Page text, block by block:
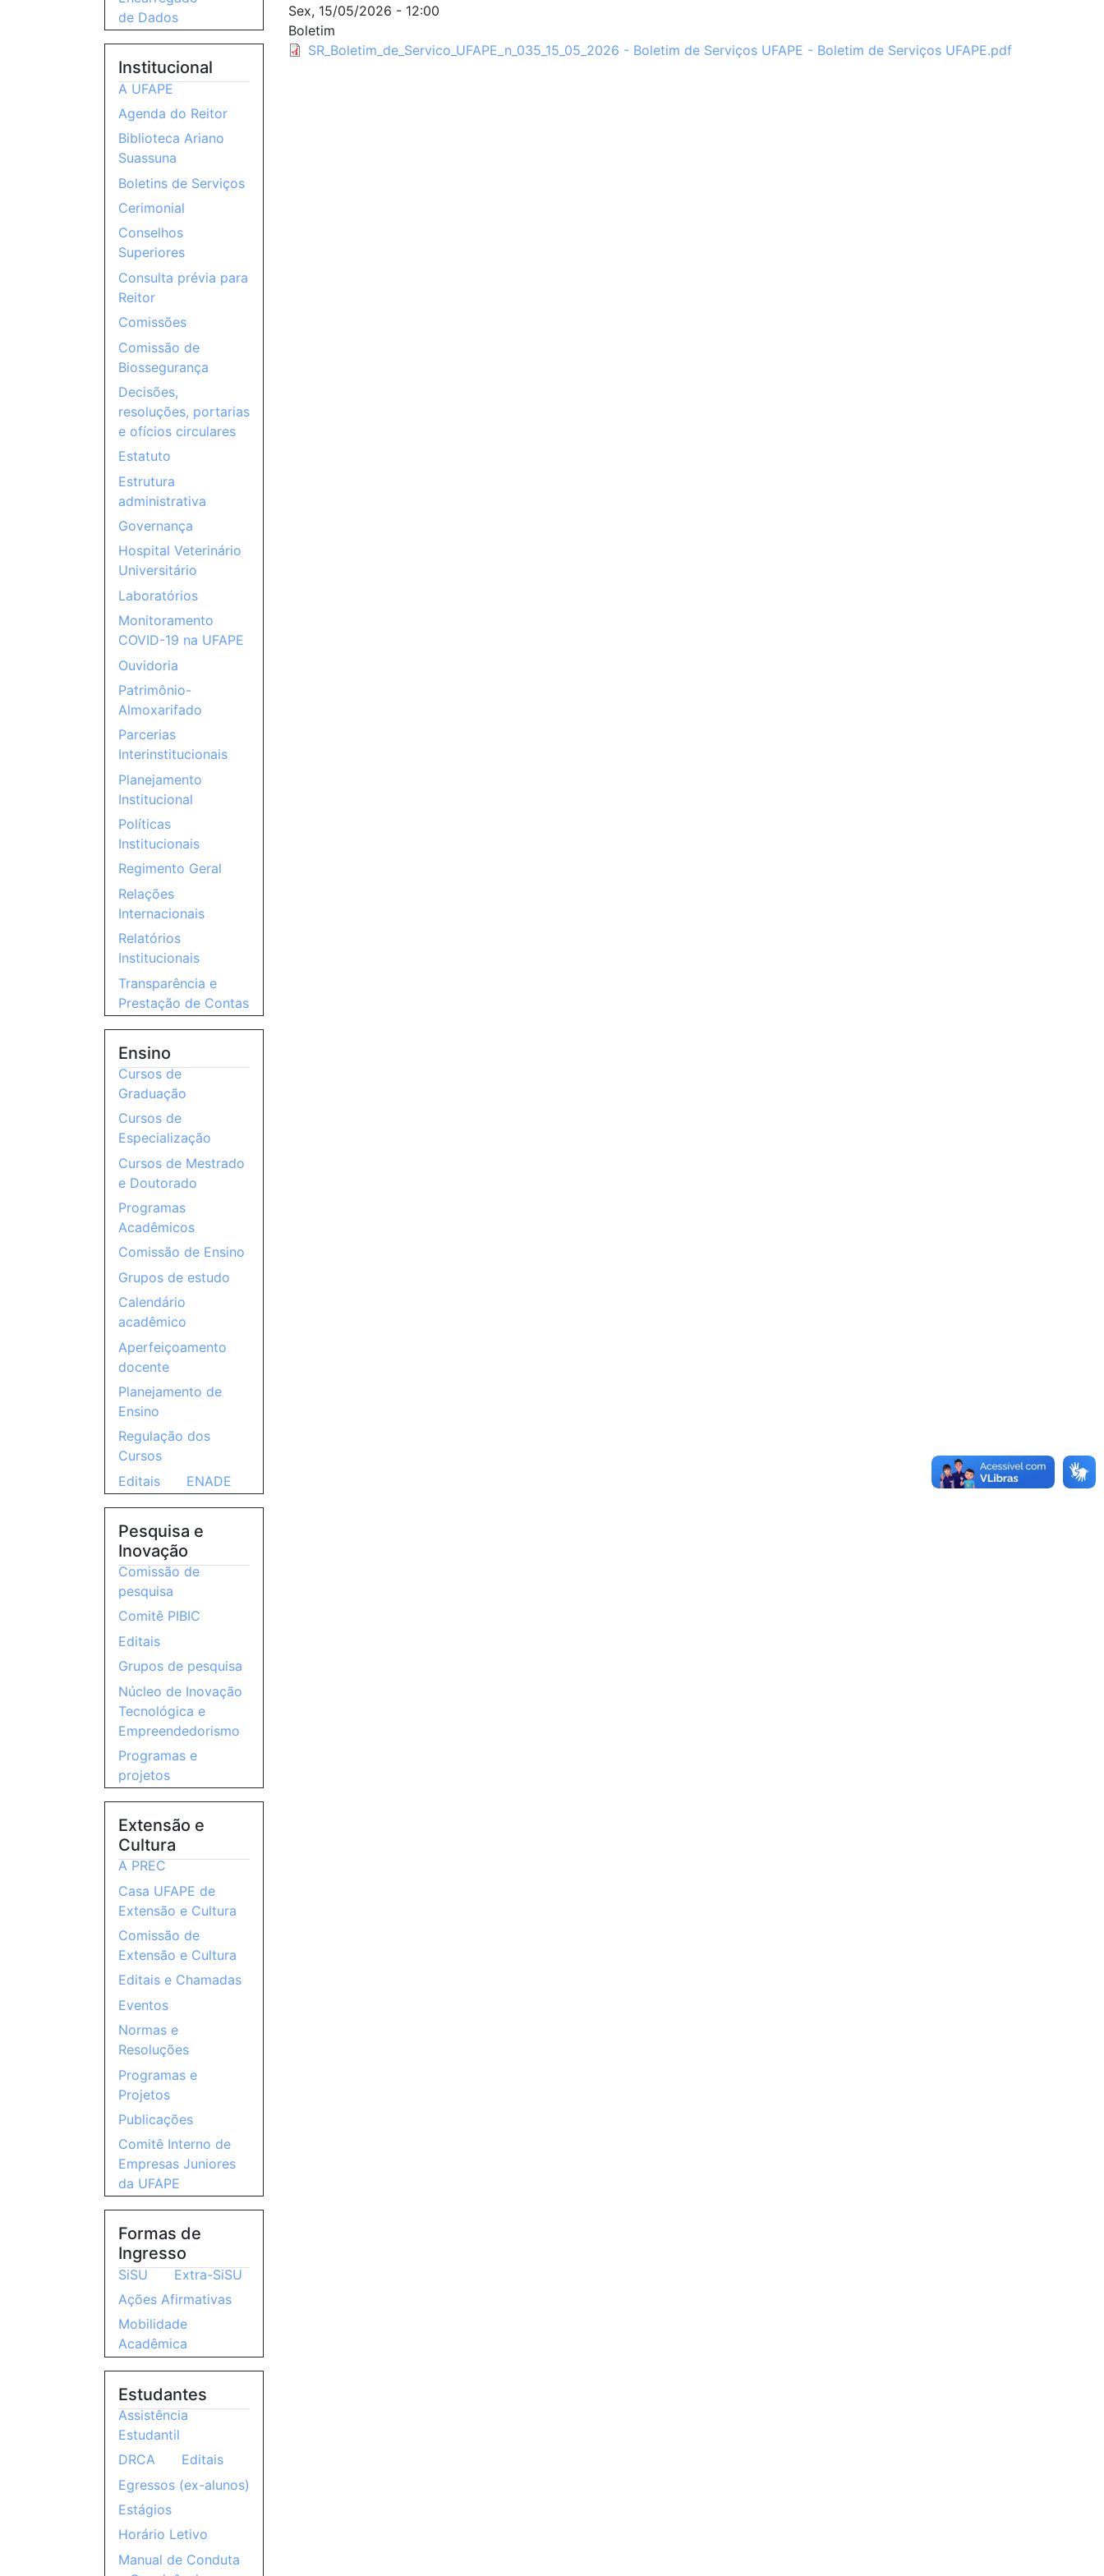
Sex, 15/05/2026 - 12:00
Boletim
SR_Boletim_de_Servico_UFAPE_n_035_15_05_2026 - Boletim de Serviços UFAPE - Boletim de Serviços UFAPE.pdf
de Dados
Institucional
A UFAPE
Agenda do Reitor
Biblioteca Ariano
Suassuna
Boletins de Serviços
Cerimonial
Conselhos
Superiores
Consulta prévia para
Reitor
Comissões
Comissão de
Biossegurança
Decisões,
resoluções, portarias
e ofícios circulares
Estatuto
Estrutura
administrativa
Governança
Hospital Veterinário
Universitário
Laboratórios
Monitoramento
COVID-19 na UFAPE
Ouvidoria
Patrimônio-
Almoxarifado
Parcerias
Interinstitucionais
Planejamento
Institucional
Políticas
Institucionais
Regimento Geral
Relações
Internacionais
Relatórios
Institucionais
Transparência e
Prestação de Contas
Ensino
Cursos de
Graduação
Cursos de
Especialização
Cursos de Mestrado
e Doutorado
Programas
Acadêmicos
Comissão de Ensino
Grupos de estudo
Calendário
acadêmico
Aperfeiçoamento
docente
Planejamento de
Ensino
Regulação dos
Cursos
Editais
ENADE
Pesquisa e
Inovação
Comissão de
pesquisa
Comitê PIBIC
Editais
Grupos de pesquisa
Núcleo de Inovação
Tecnológica e
Empreendedorismo
Programas e
projetos
Extensão e
Cultura
A PREC
Casa UFAPE de
Extensão e Cultura
Comissão de
Extensão e Cultura
Editais e Chamadas
Eventos
Normas e
Resoluções
Programas e
Projetos
Publicações
Comitê Interno de
Empresas Juniores
da UFAPE
Formas de
Ingresso
SiSU
Extra-SiSU
Ações Afirmativas
Mobilidade
Acadêmica
Estudantes
Assistência
Estudantil
DRCA
Editais
Egressos (ex-alunos)
Estágios
Horário Letivo
Manual de Conduta